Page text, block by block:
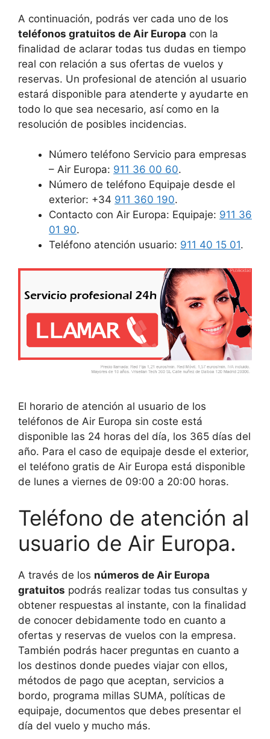
A continuación, podrás ver cada uno de los
teléfonos gratuitos de Air Europa con la
finalidad de aclarar todas tus dudas en tiempo
real con relación a sus ofertas de vuelos y
reservas. Un profesional de atención al usuario
estará disponible para atenderte y ayudarte en
todo lo que sea necesario, así como en la
resolución de posibles incidencias.
Número teléfono Servicio para empresas
– Air Europa: 911 36 00 60.
Número de teléfono Equipaje desde el
exterior: +34 911 360 190.
Contacto con Air Europa: Equipaje: 911 36
01 90.
Teléfono atención usuario: 911 40 15 01.
El horario de atención al usuario de los
teléfonos de Air Europa sin coste está
disponible las 24 horas del día, los 365 días del
año. Para el caso de equipaje desde el exterior,
el teléfono gratis de Air Europa está disponible
de lunes a viernes de 09:00 a 20:00 horas.
Teléfono de atención al
usuario de Air Europa.
A través de los números de Air Europa
gratuitos podrás realizar todas tus consultas y
obtener respuestas al instante, con la finalidad
de conocer debidamente todo en cuanto a
ofertas y reservas de vuelos con la empresa.
También podrás hacer preguntas en cuanto a
los destinos donde puedes viajar con ellos,
métodos de pago que aceptan, servicios a
bordo, programa millas SUMA, políticas de
equipaje, documentos que debes presentar el
día del vuelo y mucho más.